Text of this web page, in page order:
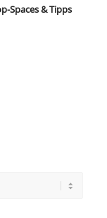
Spaces & Tipps